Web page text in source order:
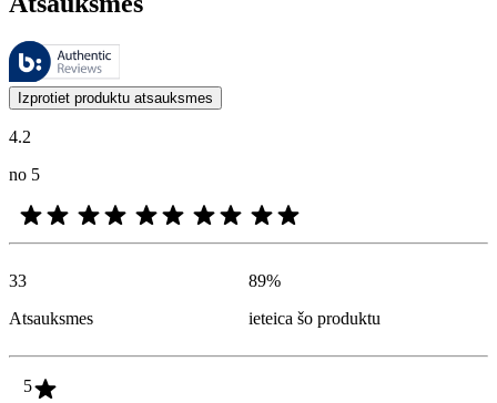
Šīs atsauksmes pārvalda Bazaarvoice, un tās atbilst Bazaarvoice
Klientu viedokļi produktu un zvaigžņu vērtējumu veidā ir noderīgi
Izprotiet produktu atsauksmes
4.2
no 5
33
Atsauksmes
89%
ieteica šo produktu
5